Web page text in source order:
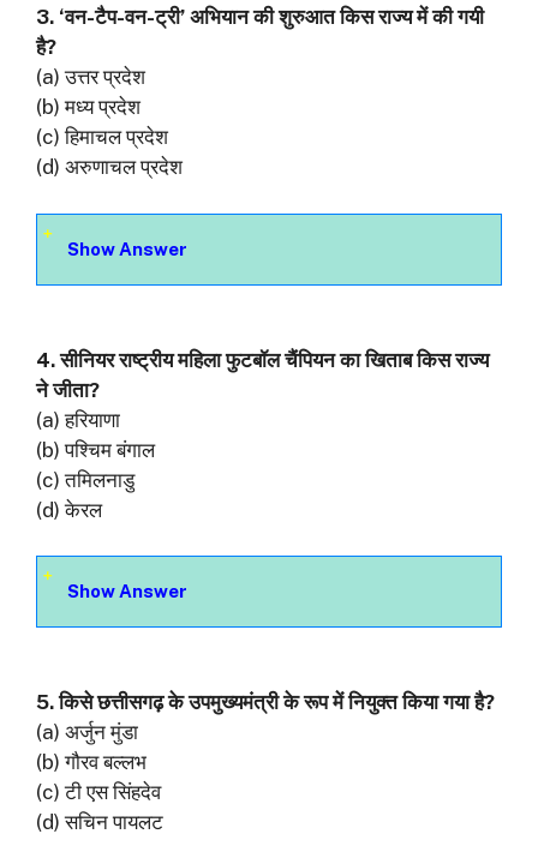
3. ‘वन-टैप-वन-ट्री’ अभियान की शुरुआत किस राज्य में की गयी
है?
(a) उत्तर प्रदेश
(b) मध्य प्रदेश
(c) हिमाचल प्रदेश
(d) अरुणाचल प्रदेश
Show Answer
4. सीनियर राष्ट्रीय महिला फुटबॉल चैंपियन का खिताब किस राज्य
ने जीता?
(a) हरियाणा
(b) पश्चिम बंगाल
(c) तमिलनाडु
(d) केरल
Show Answer
5. किसे छत्तीसगढ़ के उपमुख्यमंत्री के रूप में नियुक्त किया गया है?
(a) अर्जुन मुंडा
(b) गौरव बल्लभ
(c) टी एस सिंहदेव
(d) सचिन पायलट